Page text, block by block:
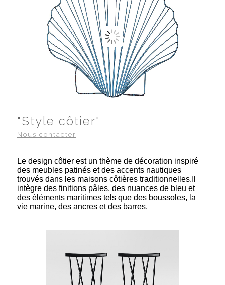
"Style côtier"
Nous contacter
Le design côtier est un thème de décoration inspiré
des meubles patinés et des accents nautiques
trouvés dans les maisons côtières traditionnelles.Il
intègre des finitions pâles, des nuances de bleu et
des éléments maritimes tels que des boussoles, la
vie marine, des ancres et des barres.